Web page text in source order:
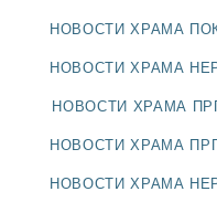
СЕРГИЕВО-
ЕПАРХИИ
НОВОСТИ ХРАМА
НОВОСТИ ХРАМА
НОВОСТИ ХРАМА
НОВОСТИ ХРАМА
НОВОСТИ ХРАМА